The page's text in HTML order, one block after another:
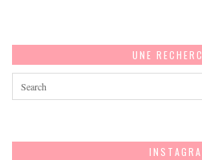
UNE